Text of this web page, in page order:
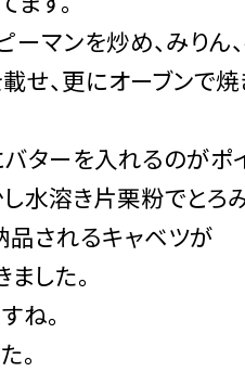
ーマンを炒め、みりん
せ、更にオーブンで
ーを入れるのがポイ
溶き片栗粉でとろ
品されるキャベツが
した。
ね。
。